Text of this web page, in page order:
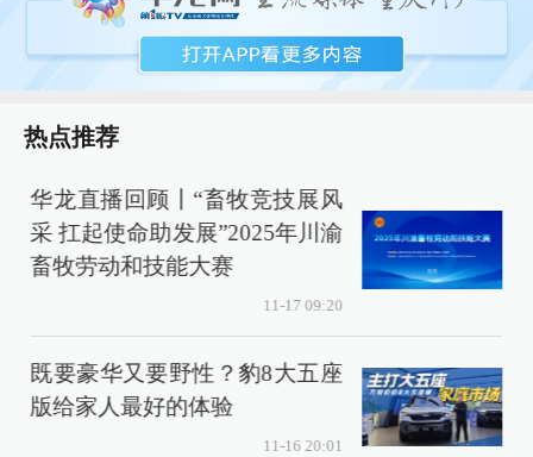
热点推荐
华龙直播回顾丨“畜牧竞技展风
采 扛起使命助发展”2025年川渝
畜牧劳动和技能大赛
11-17 09:20
既要豪华又要野性？豹8大五座
版给家人最好的体验
11-16 20:01